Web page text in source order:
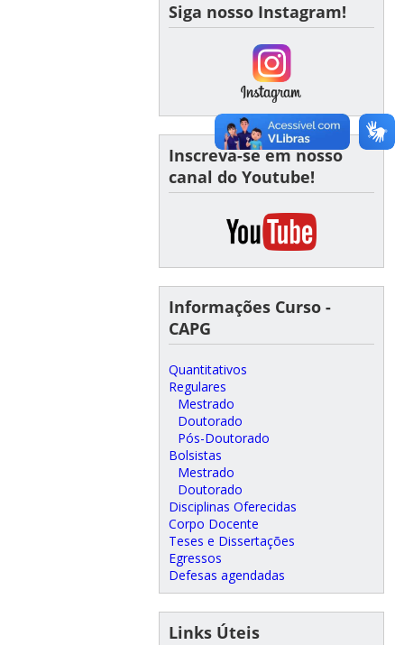
Siga nosso Instagram!
Inscreva-se em nosso
canal do Youtube!
Informações Curso -
CAPG
Quantitativos
Regulares
Mestrado
Doutorado
Pós-Doutorado
Bolsistas
Mestrado
Doutorado
Disciplinas Oferecidas
Corpo Docente
Teses e Dissertações
Egressos
Defesas agendadas
Links Úteis